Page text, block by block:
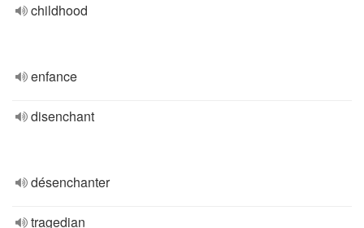
childhood
enfance
disenchant
désenchanter
tragedian